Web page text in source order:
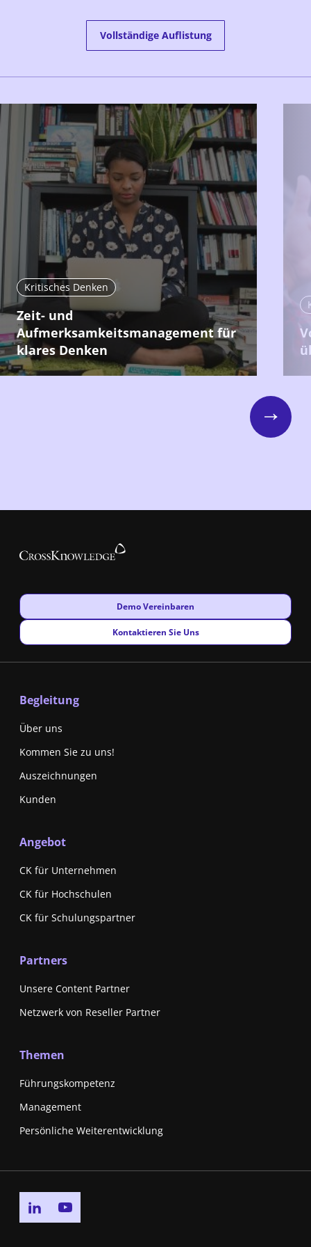
Vollständige Auflistung
Kritisches Denken
Zeit- und
Aufmerksamkeitsmanagement für
klares Denken
Next
New window
Demo Vereinbaren
New window
Kontaktieren Sie Uns
Begleitung
Über uns
Kommen Sie zu uns!
Auszeichnungen
Kunden
Angebot
CK für Unternehmen
CK für Hochschulen
CK für Schulungspartner
Partners
Unsere Content Partner
Netzwerk von Reseller Partner
Themen
Führungskompetenz
Management
Persönliche Weiterentwicklung
Go to linkedin page